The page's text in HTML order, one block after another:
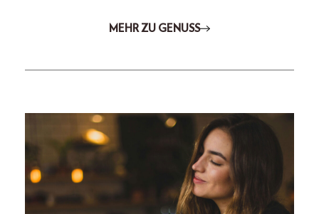
MEHR ZU GENUSS